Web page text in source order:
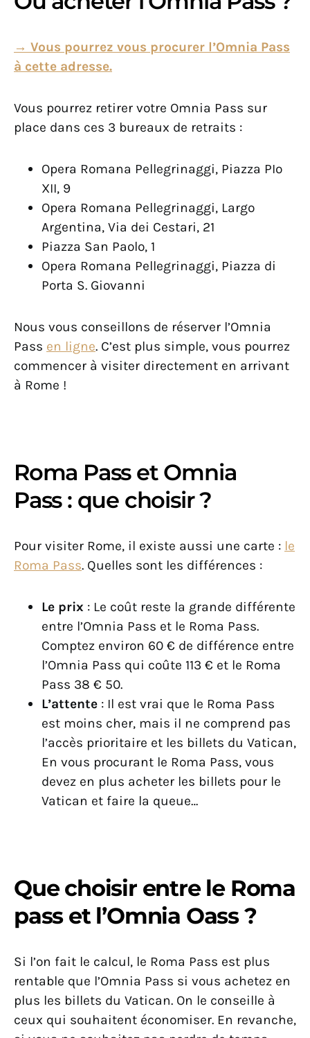
→ Vous pourrez vous procurer l’Omnia Pass
à cette adresse.
Vous pourrez retirer votre Omnia Pass sur
place dans ces 3 bureaux de retraits :
Opera Romana Pellegrinaggi, Piazza PIo
XII, 9
Opera Romana Pellegrinaggi, Largo
Argentina, Via dei Cestari, 21
Piazza San Paolo, 1
Opera Romana Pellegrinaggi, Piazza di
Porta S. Giovanni
Nous vous conseillons de réserver l’Omnia
Pass en ligne. C’est plus simple, vous pourrez
commencer à visiter directement en arrivant
à Rome !
Roma Pass et Omnia
Pass : que choisir ?
Pour visiter Rome, il existe aussi une carte : le
Roma Pass. Quelles sont les différences :
Le prix : Le coût reste la grande différente
entre l’Omnia Pass et le Roma Pass.
Comptez environ 60 € de différence entre
l’Omnia Pass qui coûte 113 € et le Roma
Pass 38 € 50.
L’attente : Il est vrai que le Roma Pass
est moins cher, mais il ne comprend pas
l’accès prioritaire et les billets du Vatican,
En vous procurant le Roma Pass, vous
devez en plus acheter les billets pour le
Vatican et faire la queue…
Que choisir entre le Roma
pass et l’Omnia Oass ?
Si l’on fait le calcul, le Roma Pass est plus
rentable que l’Omnia Pass si vous achetez en
plus les billets du Vatican. On le conseille à
ceux qui souhaitent économiser. En revanche,